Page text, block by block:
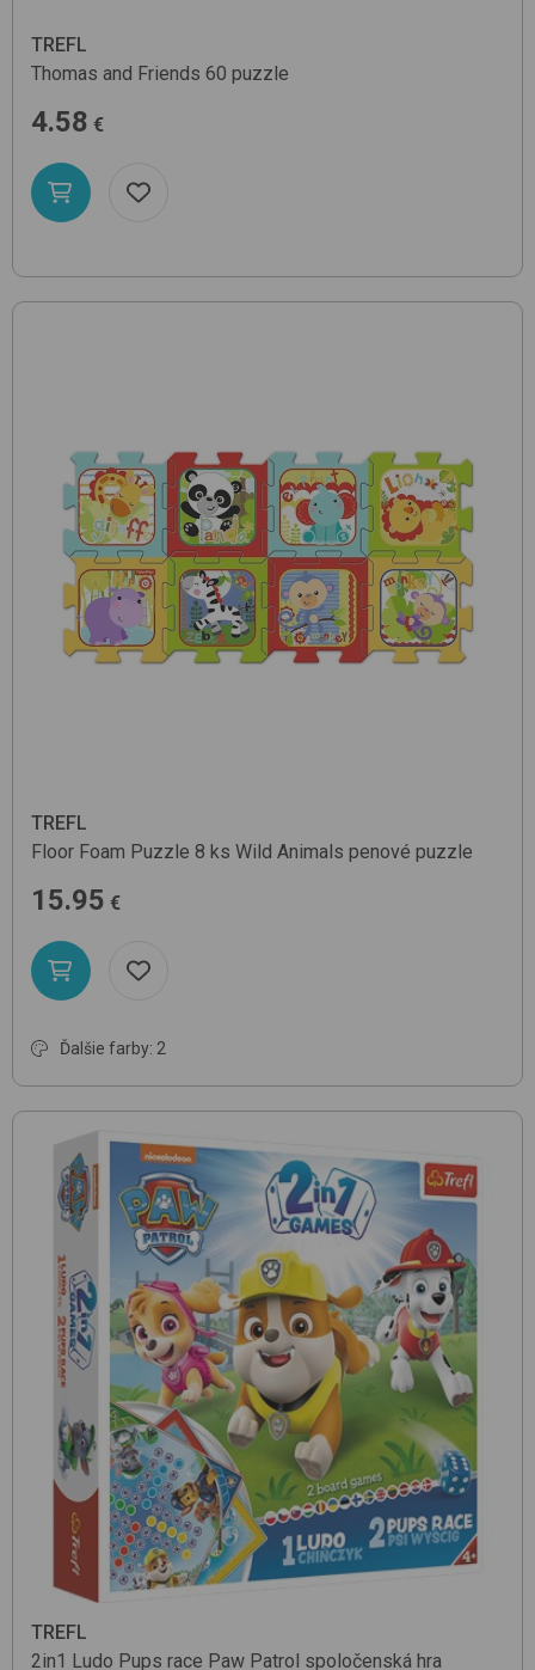
TREFL
Thomas and Friends 60 puzzle
4.58 €
TREFL
Floor Foam Puzzle 8 ks Wild Animals penové puzzle
15.95 €
Ďalšie farby: 2
TREFL
2in1 Ludo Pups race Paw Patrol spoločenská hra